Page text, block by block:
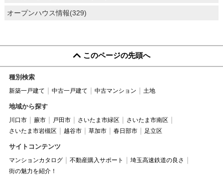
オープンハウス情報(329)
このページの先頭へ
種別検索
新築一戸建て 中古一戸建て 中古マンション 土地
地域から探す
川口市 蕨市 戸田市 さいたま市緑区
さいたま市南区
さいたま市岩槻区
越谷市 草加市 春日部市 足立区
サイトコンテンツ
マンションカタログ 不動産購入サポート
埼玉高速鉄道の良さ
街の魅力を紹介！